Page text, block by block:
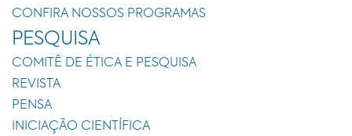
CONFIRA NOSSOS PROGRAMAS
PESQUISA
COMITÊ DE ÉTICA E PESQUISA
REVISTA
PENSA
INICIAÇÃO CIENTÍFICA